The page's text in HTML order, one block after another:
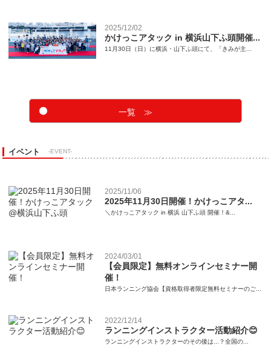
2025/12/02
かけっこアタック in 横浜山下ふ頭開催...
11月30日（日）に横浜・山下ふ頭にて、「きみが主...
一覧 ≫
イベント -EVENT-
2025/11/06
2025年11月30日開催！かけっこアタ...
＼かけっこアタック in 横浜 山下ふ頭 開催！&...
2024/03/01
【会員限定】無料オンラインセミナー開
催！
日本ランニング協会【資格取得者限定無料セミナーのご...
2022/12/14
ランニングインストラクター活動紹介😊
ランニングインストラクターのその後は...？全国の...